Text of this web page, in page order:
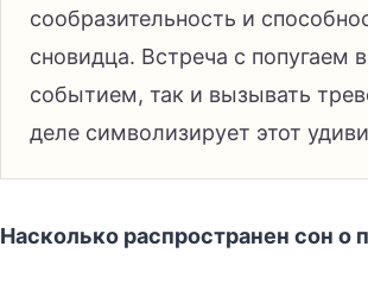
сообразительность и
сновидца. Встреча с
событием, так и вызывать
деле символизирует этот
Насколько распространен сон о